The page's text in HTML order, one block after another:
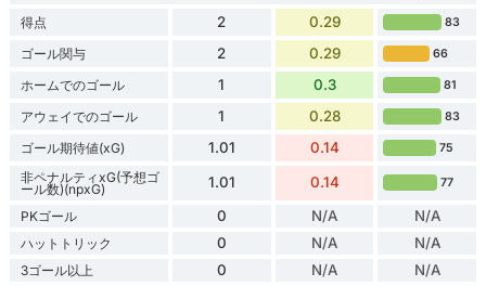
得点
2 0.29 83
ゴール関与 2 0.29 66
ホームでのゴール 1 0.3 81
アウェイでのゴール 1 0.28 83
ゴール期待値(xG) 1.01 0.14 75
非ペナルティxG(予想ゴ
ール数)(npxG) 1.01 0.14 77
PKゴール 0 N/A N/A
ハットトリック 0 N/A N/A
3ゴール以上 0 N/A N/A